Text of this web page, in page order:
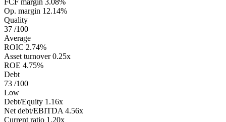
FCF margin 3.08%
Op. margin 12.14%
Quality
37 /100
Average
ROIC 2.74%
Asset turnover 0.25x
ROE 4.75%
Debt
73 /100
Low
Debt/Equity 1.16x
Net debt/EBITDA 4.56x
Current ratio 1.20x